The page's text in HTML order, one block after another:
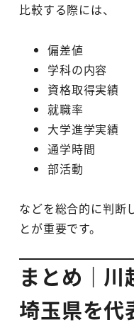
比較する際には、
偏差値
学科の内容
資格取得実績
就職率
大学進学実績
通学時間
部活動
などを総合的に判断
とが重要です。
まとめ｜川
埼玉県を代